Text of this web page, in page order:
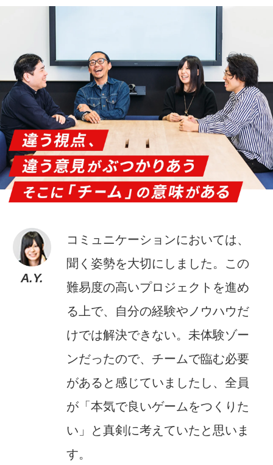
A.Y.
コミュニケーションにおいては、
聞く姿勢を大切にしました。この
難易度の高いプロジェクトを進め
る上で、自分の経験やノウハウだ
けでは解決できない。未体験ゾー
ンだったので、チームで臨む必要
があると感じていましたし、全員
が「本気で良いゲームをつくりた
い」と真剣に考えていたと思いま
す。